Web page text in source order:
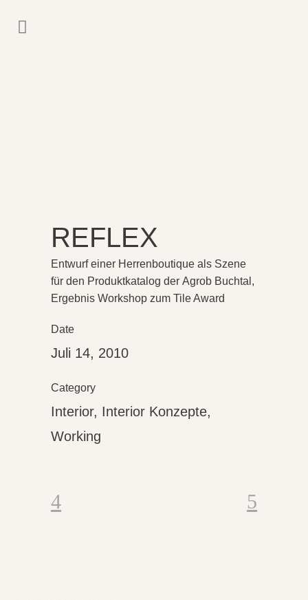
REFLEX
Entwurf einer Herrenboutique als Szene
für den Produktkatalog der Agrob Buchtal,
Ergebnis Workshop zum Tile Award
Date
Juli 14, 2010
Category
Interior, Interior Konzepte,
Working